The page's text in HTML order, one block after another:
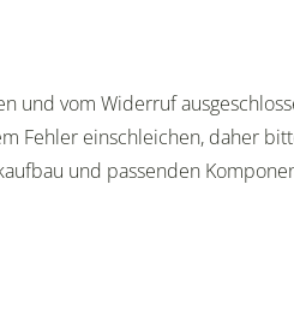
und vom Widerruf
Fehler einschleichen, daher
und passenden